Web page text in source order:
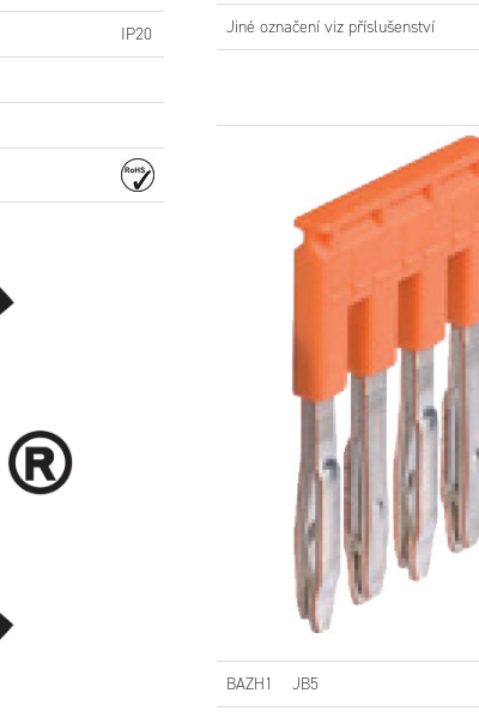
IP20 Jiné označení viz příslušenství
BAZH1 JB5